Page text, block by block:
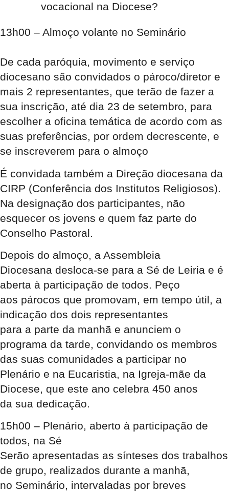
vocacional na Diocese?
13h00 – Almoço volante no Seminário
De cada paróquia, movimento e serviço
diocesano são convidados o pároco/diretor e
mais 2 representantes, que terão de fazer a
sua inscrição, até dia 23 de setembro, para
escolher a oficina temática de acordo com as
suas preferências, por ordem decrescente, e
se inscreverem para o almoço
É convidada também a Direção diocesana da
CIRP (Conferência dos Institutos Religiosos).
Na designação dos participantes, não
esquecer os jovens e quem faz parte do
Conselho Pastoral.
Depois do almoço, a Assembleia
Diocesana desloca-se para a Sé de Leiria e é
aberta à participação de todos. Peço
aos párocos que promovam, em tempo útil, a
indicação dos dois representantes
para a parte da manhã e anunciem o
programa da tarde, convidando os membros
das suas comunidades a participar no
Plenário e na Eucaristia, na Igreja-mãe da
Diocese, que este ano celebra 450 anos
da sua dedicação.
15h00 – Plenário, aberto à participação de
todos, na Sé
Serão apresentadas as sínteses dos trabalhos
de grupo, realizados durante a manhã,
no Seminário, intervaladas por breves